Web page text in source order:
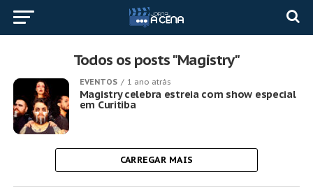
Todos os posts "Magistry"
EVENTOS 1 ano atrás
Magistry celebra estreia com show especial
em Curitiba
CARREGAR MAIS